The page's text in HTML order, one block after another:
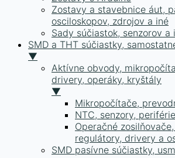
Zostavy a stavebnice áut,
osciloskopov, zdrojov a iné
Sady súčiastok, senzorov a
SMD a THT súčiastky,
▼
Aktívne obvody,
drivery, operáky, kryštály
▼
Mikropočítače,
NTC, senzory,
Operačné
regulátory, drivery a
SMD pasívne súčiastky,